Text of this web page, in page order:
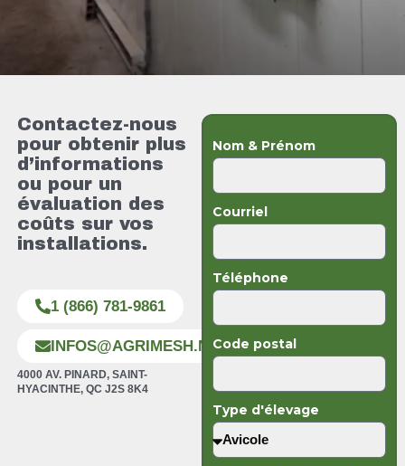
Contactez-nous
pour obtenir plus
d’informations
ou pour un
évaluation des
coûts sur vos
installations.
1 (866) 781-9861
INFOS@AGRIMESH.NET
4000 AV. PINARD, SAINT-
HYACINTHE, QC J2S 8K4
Nom & Prénom
Courriel
Téléphone
Code postal
Type d'élevage